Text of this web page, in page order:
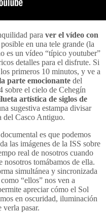
para ver el vídeo con
en una tele grande (la
es un vídeo “típico youtuber”
detalles para el disfrute. Si
primeros 10 minutos, y ve a
parte emocionante del
sobre el cielo de Cehegín
artística de siglos de
sugestiva estampa divisar
del Casco Antiguo.
es que podemos
las imágenes de la ISS sobre
real de nosotros cuando
nosotros tomábamos de ella.
simultánea y sincronizada
“ellos” nos ven a
apreciar cómo el Sol
en oscuridad, iluminación
pasar.